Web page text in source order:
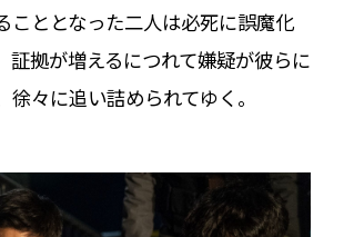
こととなった二人は必死に誤魔化
証拠が増えるにつれて嫌疑が彼らに
徐々に追い詰められてゆく。